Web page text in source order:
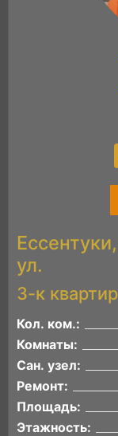
ул.
3-к
Кол. ком.:
Комнаты:
Сан. узел:
Ремонт:
Площадь:
Этажность: